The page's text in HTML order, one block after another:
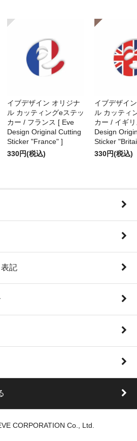
イブデザイン オリジナ
ル カッティングeステッ
カー / フランス [ Eve
Design Original Cutting
Sticker "France" ]
330円(税込)
イブデザイ
ル カッティ
カー / イギ
Design
Sticker
330円(税込)
記
CORPORATION Co., Ltd.